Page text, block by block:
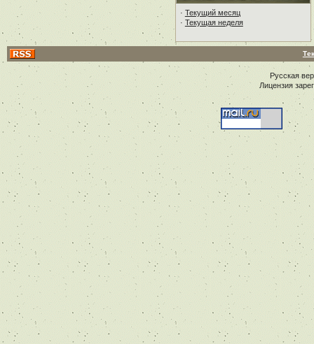
· Текущий месяц
· Текущая неделя
Русская
Лицензия